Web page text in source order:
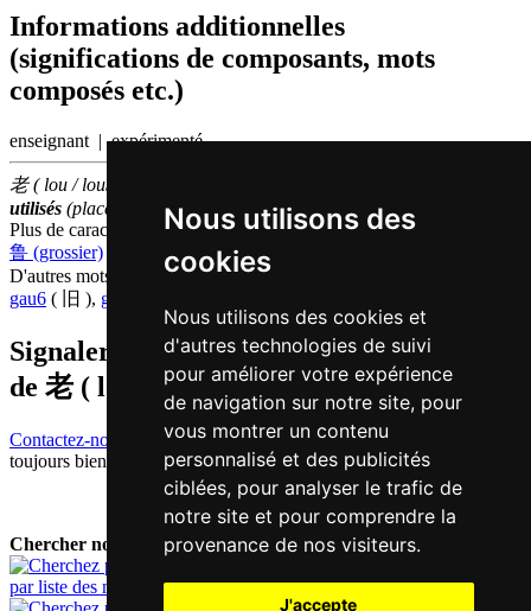
Nous utilisons des
cookies
Nous utilisons des cookies et
d'autres technologies de suivi
pour améliorer votre expérience
de navigation sur notre site, pour
vous montrer un contenu
personnalisé et des publicités
ciblées, pour analyser le trafic de
notre site et pour comprendre la
provenance de nos visiteurs.
J'accepte
Informations additionnelles
(significations de composants, mots
composés etc.)
enseignant | expérimenté
老 ( lou / lou5 ) fait partie des
utilisés (place parmi les caractères individuels)
Plus de caractères qui se prononcentlou5 en chinois
鲁 (grossier)
姥 (grand-mère)
D'autres mots qui signifientancien en chinois
gau6 ( 旧 ), gu2
Signaler traduction fausse ou manquante
de 老 ( lou / lou5 )
Contactez-nous!
Votre feedback et critique constructive seront
toujours bienvenus.
Chercher nouveau mot:
par liste des mots